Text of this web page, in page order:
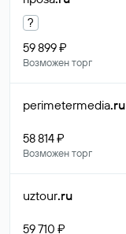
?
59 899 ₽
Возможен торг
perimetermedia.ru
58 814 ₽
Возможен торг
uztour.ru
59 710 ₽